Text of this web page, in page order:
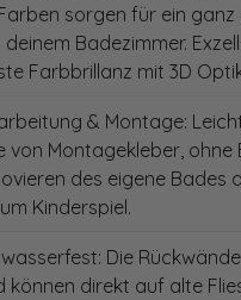
sorgen für ein ganz
Badezimmer.
Farbbrillanz mit 3D
& Montage:
von Montagekleber, ohne
des eigene Bades
Kinderspiel.
Die
können direkt auf alte